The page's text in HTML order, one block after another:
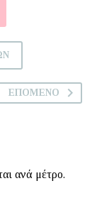
ΕΠΌΜΕΝΟ
ανά μέτρο.